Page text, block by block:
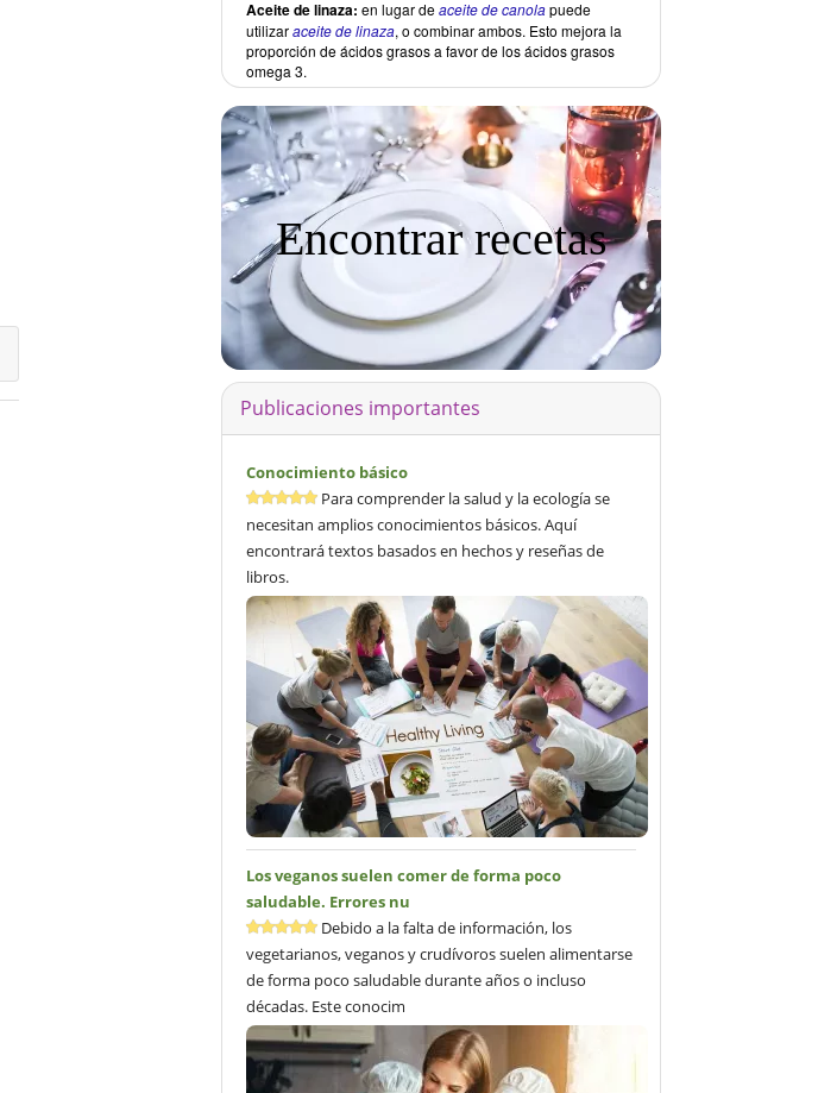
Aceite de linaza: en lugar deaceite de canolapuede
utilizaraceite de linaza, o combinar ambos. Esto mejora la
proporción de ácidos grasos a favor de los ácidos grasos
omega 3.
Encontrar recetas
Publicaciones importantes
Conocimiento básico
Para comprender la salud y la ecología se
necesitan amplios conocimientos básicos. Aquí
encontrará textos basados en hechos y reseñas de
libros.
Los veganos suelen comer de forma poco
saludable. Errores nu
Debido a la falta de información, los
vegetarianos, veganos y crudívoros suelen alimentarse
de forma poco saludable durante años o incluso
décadas. Este conocim